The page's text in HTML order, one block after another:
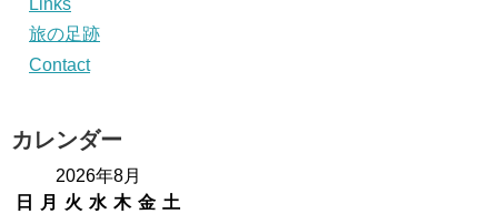
Links
旅の足跡
Contact
カレンダー
2026年8月
日
月 火 水 木 金 土